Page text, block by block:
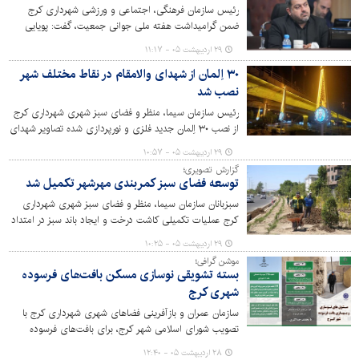
رئیس سازمان فرهنگی، اجتماعی و ورزشی شهرداری کرج
ضمن گرامیداشت هفته ملی جوانی جمعیت، گفت: پویایی
جمعیت در یک جامعه بستگی مستقیم به زادآوری و جوانی
آن دارد.
۲۹ اردیبهشت ۰۵ - ۱۱:۱۷
۳۰ اِلمان از شهدای والامقام در نقاط مختلف شهر
نصب شد
رئیس سازمان سیما، منظر و فضای سبز شهری شهرداری کرج
از نصب ۳۰ اِلمان جدید فلزی و نورپردازی شده تصاویر شهدای
والامقام در دو جنگ اخیر ۱۲ روزه و رمضان خبر داد.
۲۹ اردیبهشت ۰۵ - ۱۰:۵۷
گزارش تصویری؛
توسعه فضای سبز کمربندی مهرشهر تکمیل شد
سبزبانان سازمان سیما، منظر و فضای سبز شهری شهرداری
کرج عملیات تکمیلی کاشت درخت و ایجاد باند سبز در امتداد
پروژه کمربندی مهرشهر با کاشت گونه‌های گیاهی سازگار با
شرایط اقلیمی نیمه‌خشک منطقه و مقاوم به کم آبی تکمیل
کردند.
۲۹ اردیبهشت ۰۵ - ۱۰:۲۵
موشن گرافی؛
بسته تشویقی نوسازی مسکن بافت‌های فرسوده
شهری کرج
سازمان عمران و بازآفرینی فضاهای شهری شهرداری کرج با
تصویب شورای اسلامی شهر کرج، برای بافت‌های فرسوده
شهری، بسته تشویقی نوسازی مسکن ارائه می‌دهد.
۲۸ اردیبهشت ۰۵ - ۱۲:۴۰